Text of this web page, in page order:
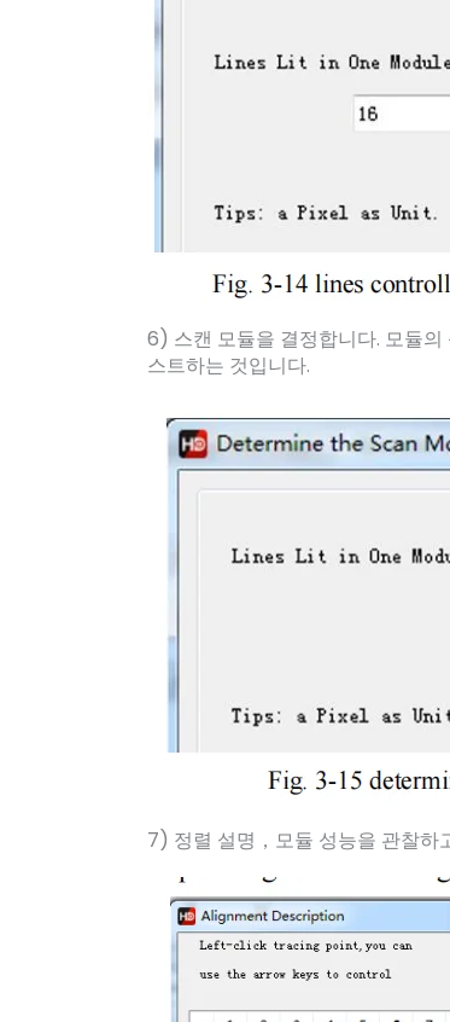
6) 스캔 모듈을 결정합니다. 모듈
스트하는 것입니다.
7) 정렬 설명，모듈 성능을 관찰하